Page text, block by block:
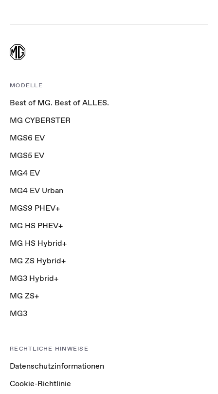
MODELLE
Best of MG. Best of ALLES.
MG CYBERSTER
MGS6 EV
MGS5 EV
MG4 EV
MG4 EV Urban
MGS9 PHEV+
MG HS PHEV+
MG HS Hybrid+
MG ZS Hybrid+
MG3 Hybrid+
MG ZS+
MG3
RECHTLICHE HINWEISE
Datenschutzinformationen
Cookie-Richtlinie